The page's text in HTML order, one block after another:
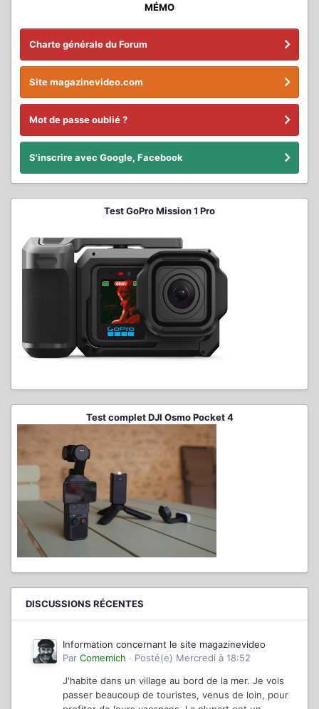
MÉMO
Charte générale du Forum
Site magazinevideo.com
Mot de passe oublié ?
S'inscrire avec Google, Facebook
Test GoPro Mission 1 Pro
Test complet DJI Osmo Pocket 4
DISCUSSIONS RÉCENTES
Information concernant le site magazinevideo
Par Comemich · Posté(e) Mercredi à 18:52
J'habite dans un village au bord de la mer. Je vois
passer beaucoup de touristes, venus de loin, pour